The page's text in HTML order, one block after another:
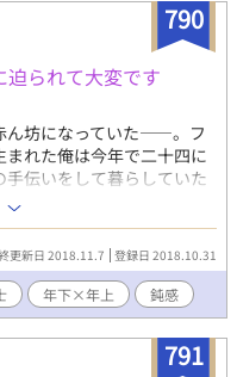
きれていないヘタレ野郎
づいてしまう、残念ヘタ
何でも許せる人向け。愛
苦手なので書きません※
代考証や設定の練りが甘
ロの物語（だったらいい
男も女もごちゃ混ぜに存
総攻め、総愛されなヤンデ
め公認（公認したとは言
、ふたなり百合も存在。
ックスもある、かもしれ
み合わせか表記します
予想。 ※ムーンライトノ
790
迫られて大変です
ん坊になっていた――。フ
れた俺は今年で二十四に
伝いをして暮らしていた
士団が酒場にやってきた
ちょ、ちょっと待て！こ
って！どこ触ってるん
ラトニック主義平民(24)
更新日 2018.11.7 登録日 2018.10.31
年下×年上 鈍感
791